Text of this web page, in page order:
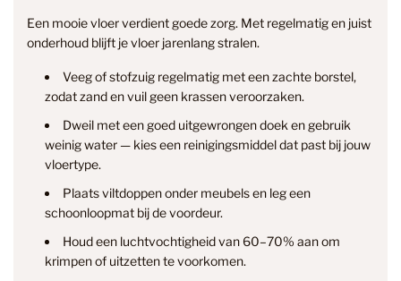
Een mooie vloer verdient goede zorg. Met regelmatig en juist
onderhoud blijft je vloer jarenlang stralen.
Veeg of stofzuig regelmatig met een zachte borstel,
zodat zand en vuil geen krassen veroorzaken.
Dweil met een goed uitgewrongen doek en gebruik
weinig water — kies een reinigingsmiddel dat past bij jouw
vloertype.
Plaats viltdoppen onder meubels en leg een
schoonloopmat bij de voordeur.
Houd een luchtvochtigheid van 60–70% aan om
krimpen of uitzetten te voorkomen.
info@smantvloeren.nl
Verzending & levertijd
Retourneren
& annuleren